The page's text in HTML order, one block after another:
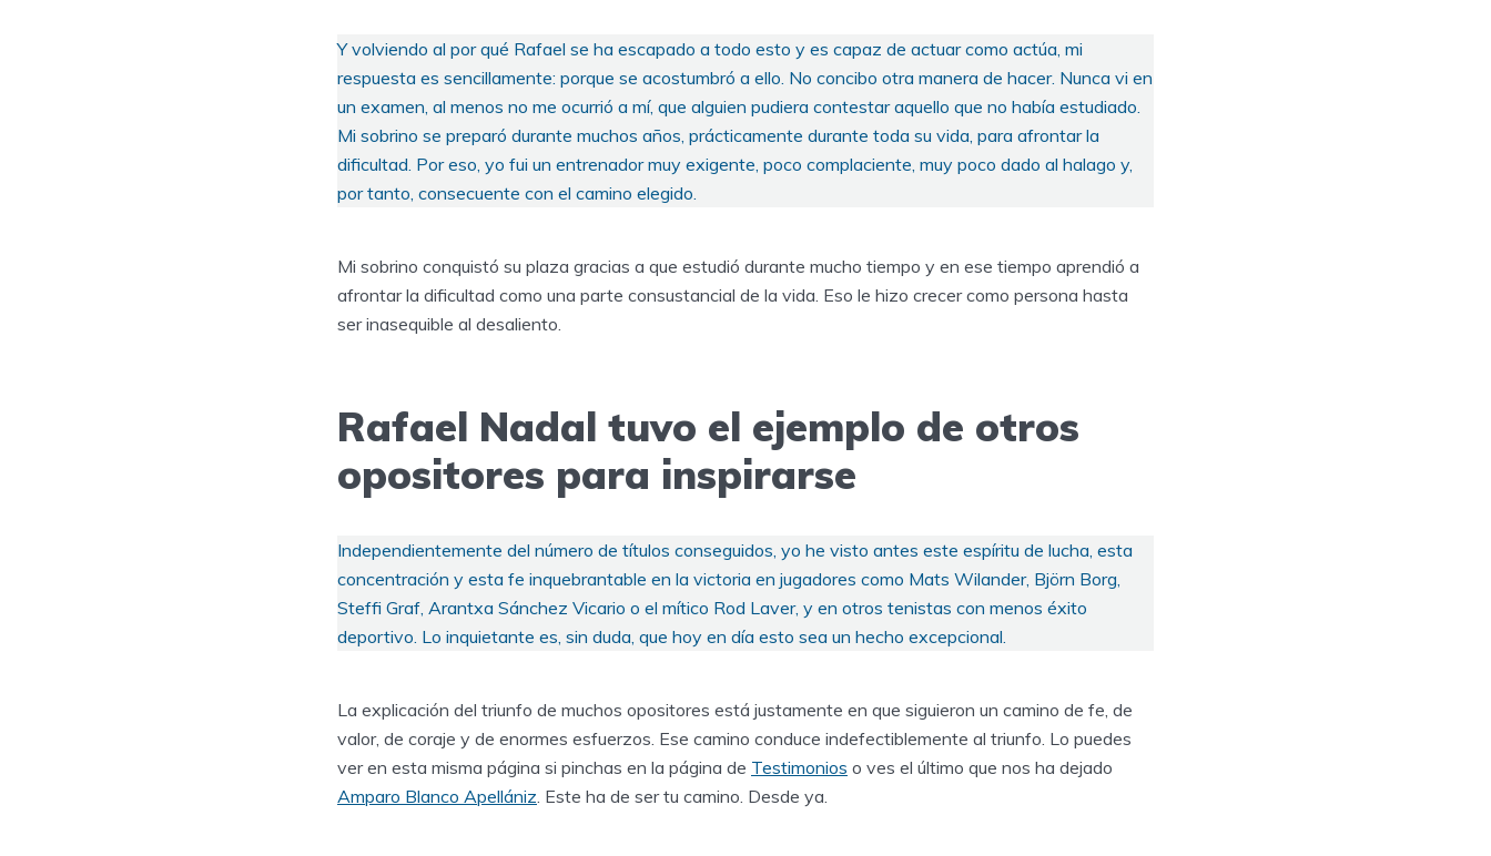
Y volviendo al por qué Rafael se ha escapado a todo esto y es capaz de actuar como actúa, mi
respuesta es sencillamente: porque se acostumbró a ello. No concibo otra manera de hacer. Nunca vi en
un examen, al menos no me ocurrió a mí, que alguien pudiera contestar aquello que no había estudiado.
Mi sobrino se preparó durante muchos años, prácticamente durante toda su vida, para afrontar la
dificultad. Por eso, yo fui un entrenador muy exigente, poco complaciente, muy poco dado al halago y,
por tanto, consecuente con el camino elegido.
Mi sobrino conquistó su plaza gracias a que estudió durante mucho tiempo y en ese tiempo aprendió a
afrontar la dificultad como una parte consustancial de la vida. Eso le hizo crecer como persona hasta
ser inasequible al desaliento.
Rafael Nadal tuvo el ejemplo de otros
opositores para inspirarse
Independientemente del número de títulos conseguidos, yo he visto antes este espíritu de lucha, esta
concentración y esta fe inquebrantable en la victoria en jugadores como Mats Wilander, Björn Borg,
Steffi Graf, Arantxa Sánchez Vicario o el mítico Rod Laver, y en otros tenistas con menos éxito
deportivo. Lo inquietante es, sin duda, que hoy en día esto sea un hecho excepcional.
La explicación del triunfo de muchos opositores está justamente en que siguieron un camino de fe, de
valor, de coraje y de enormes esfuerzos. Ese camino conduce indefectiblemente al triunfo. Lo puedes
ver en esta misma página si pinchas en la página de Testimonios o ves el último que nos ha dejado
Amparo Blanco Apellániz. Este ha de ser tu camino. Desde ya.